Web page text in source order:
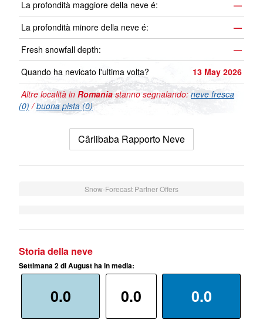
La profondità maggiore della neve é:
—
La profondità minore della neve é:
—
Fresh snowfall depth:
—
Quando ha nevicato l'ultima volta?
13 May 2026
Altre località in Romania stanno segnalando: neve fresca
(0) /buona pista (0)
Cârlibaba Rapporto Neve
Snow-Forecast Partner Offers
Storia della neve
Settimana 2 di August ha in media:
0.0 0.0 0.0